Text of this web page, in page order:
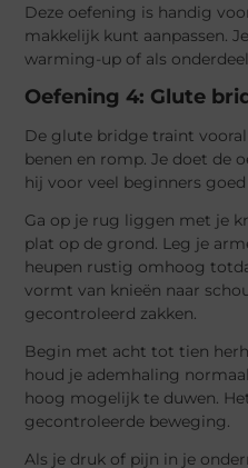
Deze oefening is handig
makkelijk kunt aanpassen.
warming-up of als
Oefening 4: Glute
De glute bridge traint
benen en romp. Je doet de
hij voor veel beginners
Ga op je rug liggen met je
plat op de grond. Leg je
heupen rustig omhoog
vormt van knieën naar
gecontroleerd zakken.
Begin met acht tot tien
houd je ademhaling
hoog mogelijk te duwen.
gecontroleerde beweging.
Als je druk of pijn in je